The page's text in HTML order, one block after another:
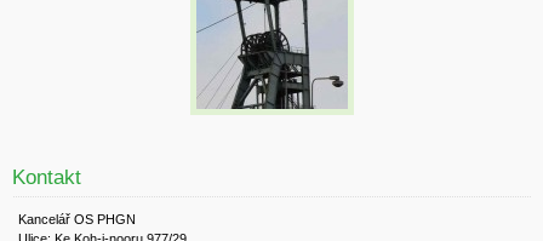
Kontakt
Kancelář OS PHGN